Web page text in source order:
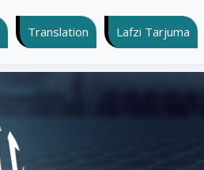
Translation Lafzi Tarjuma